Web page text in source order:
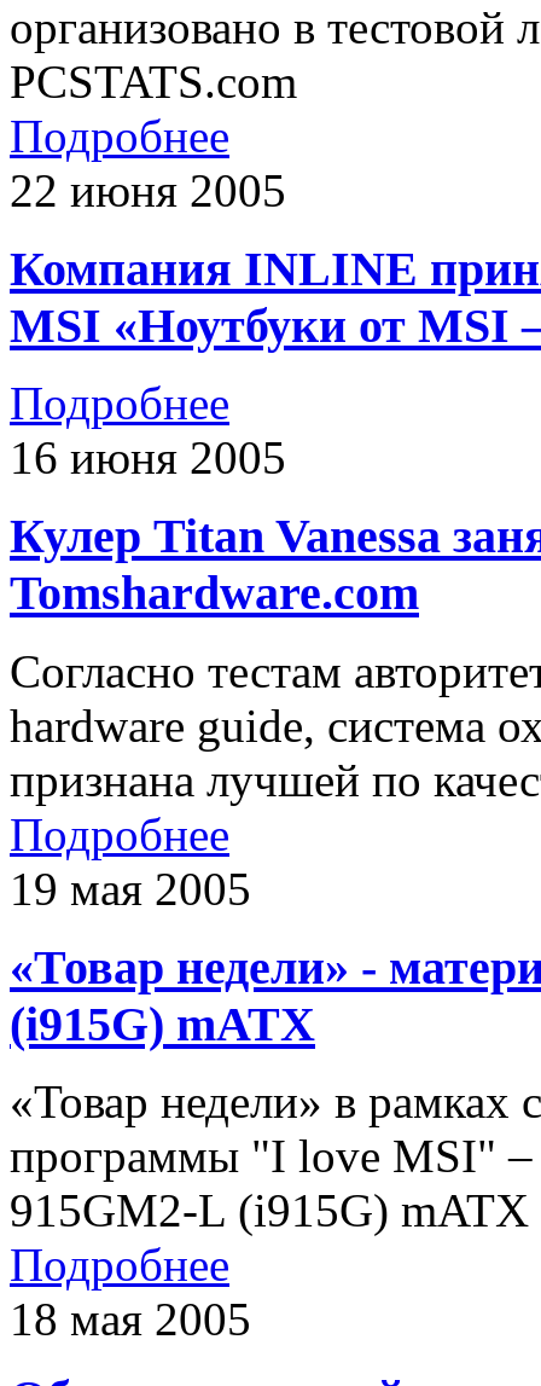
организовано в тестовой
PCSTATS.com
Подробнее
22 июня 2005
Компания INLINE
MSI «Ноутбуки от MSI
Подробнее
16 июня 2005
Кулер Titan Vanessa
Tomshardware.com
Согласно тестам
hardware guide, система
признана лучшей по
Подробнее
19 мая 2005
«Товар недели» -
(i915G) mATX
«Товар недели» в рамках
программы "I love MSI" –
915GM2-L (i915G)
Подробнее
18 мая 2005